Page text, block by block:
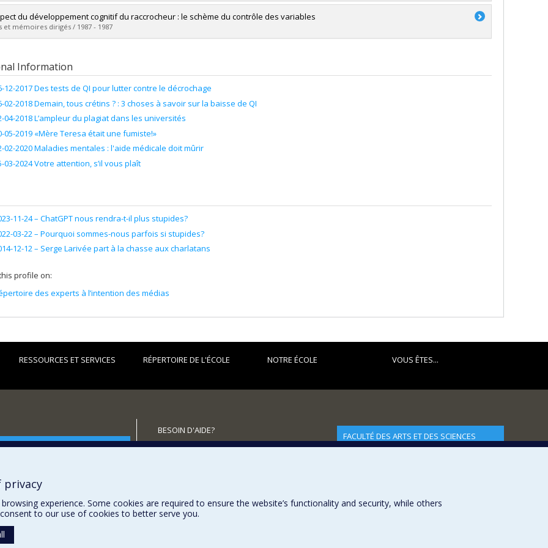
le document dans Papyrus
:Lamy, François
Master's
:M. Sc.
du développement cognitif du raccrocheur : le schème du contrôle des variables
et mémoires dirigés / 1987 - 1987
Master's
:M. Sc.
le document dans Papyrus
Information
12-2017 Des tests de QI pour lutter contre le décrochage
02-2018 Demain, tous crétins ? : 3 choses à savoir sur la baisse de QI
04-2018 L’ampleur du plagiat dans les universités
05-2019 «Mère Teresa était une fumiste!»
02-2020 Maladies mentales : l'aide médicale doit mûrir
03-2024 Votre attention, s’il vous plaît
11-24 – ChatGPT nous rendra-t-il plus stupides?
03-22 – Pourquoi sommes-nous parfois si stupides?
12-12 – Serge Larivée part à la chasse aux charlatans
profile on:
des experts à l’intention des médias
RESSOURCES ET SERVICES RÉPERTOIRE DE L'ÉCOLE NOTRE ÉCOLE VOUS ÊTES...
l'École?
BESOIN D'AIDE?
Plan du site
FACULTÉ DES ARTS ET DES SCIENCES
privacy
experience. Some cookies are required to ensure the website’s functionality and security, while others
to our use of cookies to better serve you.